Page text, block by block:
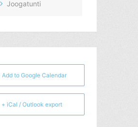
Joogatunti
Add to Google Calendar
+ iCal / Outlook export